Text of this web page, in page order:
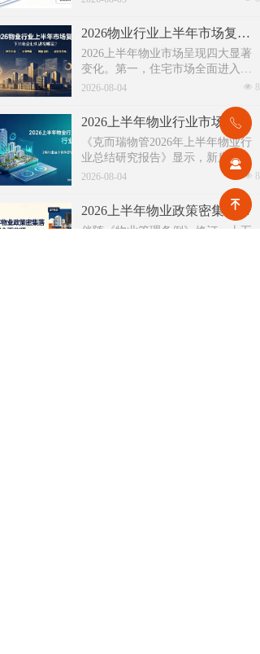
情形由原有6种拓展至9种，新增装
修自住住房、支付自住住房物业费
两大民生场景，同时设置兜底条款
支持其他合规住房消费。这项顶层
政策调整，不仅惠及亿万缴存职
工，也将深度影响存量时代的物业
服务行业。
2026物业行业上半年市场复盘，下半年企业机遇在哪里？
2026上半年物业市场呈现四大显著
变化。第一，住宅市场全面进入存
量化周期，老旧小区连片托管成为
成本高、单独经营难以盈利，连片
整合、片区化托管成为主流模式，
政企协同搭建长效运营机制，依托
社区增值服务反哺基础物业服务，
形成可持续经营闭环。
넶 8
2026-08-04
2026上半年物业行业市场解读，了解行业当下竞争逻辑与长期增长机遇
《克而瑞物管2026年上半年物业行
业总结研究报告》显示，新房交付
规模持续收缩，存量老旧、微型小
区治理成为行业最大课题。以上海
为标杆，全国超16座城市落地团购
物业、连片治理、政企协同新模
넶 8
2026-08-04
2026上半年物业政策密集落地，15大领域全面收紧，合规精细化时代到来
伴随《物业管理条例》修订、十五
녠
끤
ꂅ